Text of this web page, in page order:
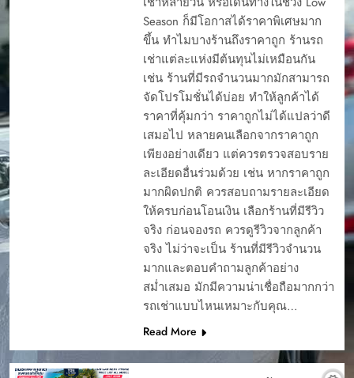
Season ก็มีโอกาสได้ราคาพิเศษมาก
ขึ้น ทำไมบางร้านถึงราคาถูก ร้านรถ
เช่าแต่ละแห่งมีต้นทุนไม่เหมือนกัน
เช่น ร้านที่มีรถจำนวนมากมักสามารถ
จัดโปรโมชั่นได้บ่อย ทำให้ลูกค้าได้
ราคาที่คุ้มกว่า ราคาถูกไม่ได้แปลว่าดี
เสมอไป หลายคนเลือกจากราคาถูก
เพียงอย่างเดียว แต่ควรตรวจสอบราย
ละเอียดอื่นร่วมด้วย เช่น หากราคาถูก
มากผิดปกติ ควรสอบถามรายละเอียด
ให้ครบก่อนโอนเงิน เลือกร้านที่มีรีวิว
จริง ก่อนจองรถ ควรดูรีวิวจากลูกค้า
จริง ไม่ว่าจะเป็น ร้านที่มีรีวิวจำนวน
มากและตอบคำถามลูกค้าอย่าง
สม่ำเสมอ มักมีความน่าเชื่อถือมากกว่า
รถเช่าแบบไหนเหมาะกับคุณ…
Read More